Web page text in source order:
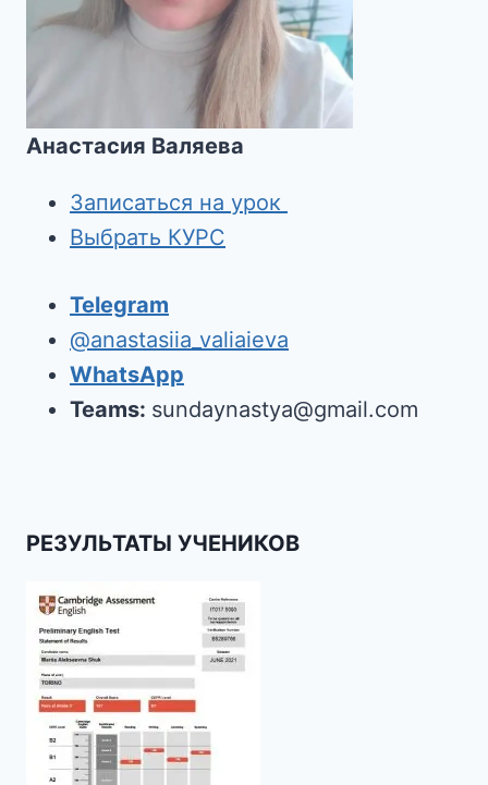
Анастасия Валяева
Записаться на урок
Выбрать КУРС
Telegram
@anastasiia_valiaieva
WhatsApp
Teams: sundaynastya@gmail.com
РЕЗУЛЬТАТЫ УЧЕНИКОВ